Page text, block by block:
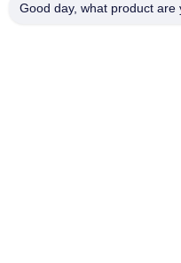
0086-
Good day, what product are